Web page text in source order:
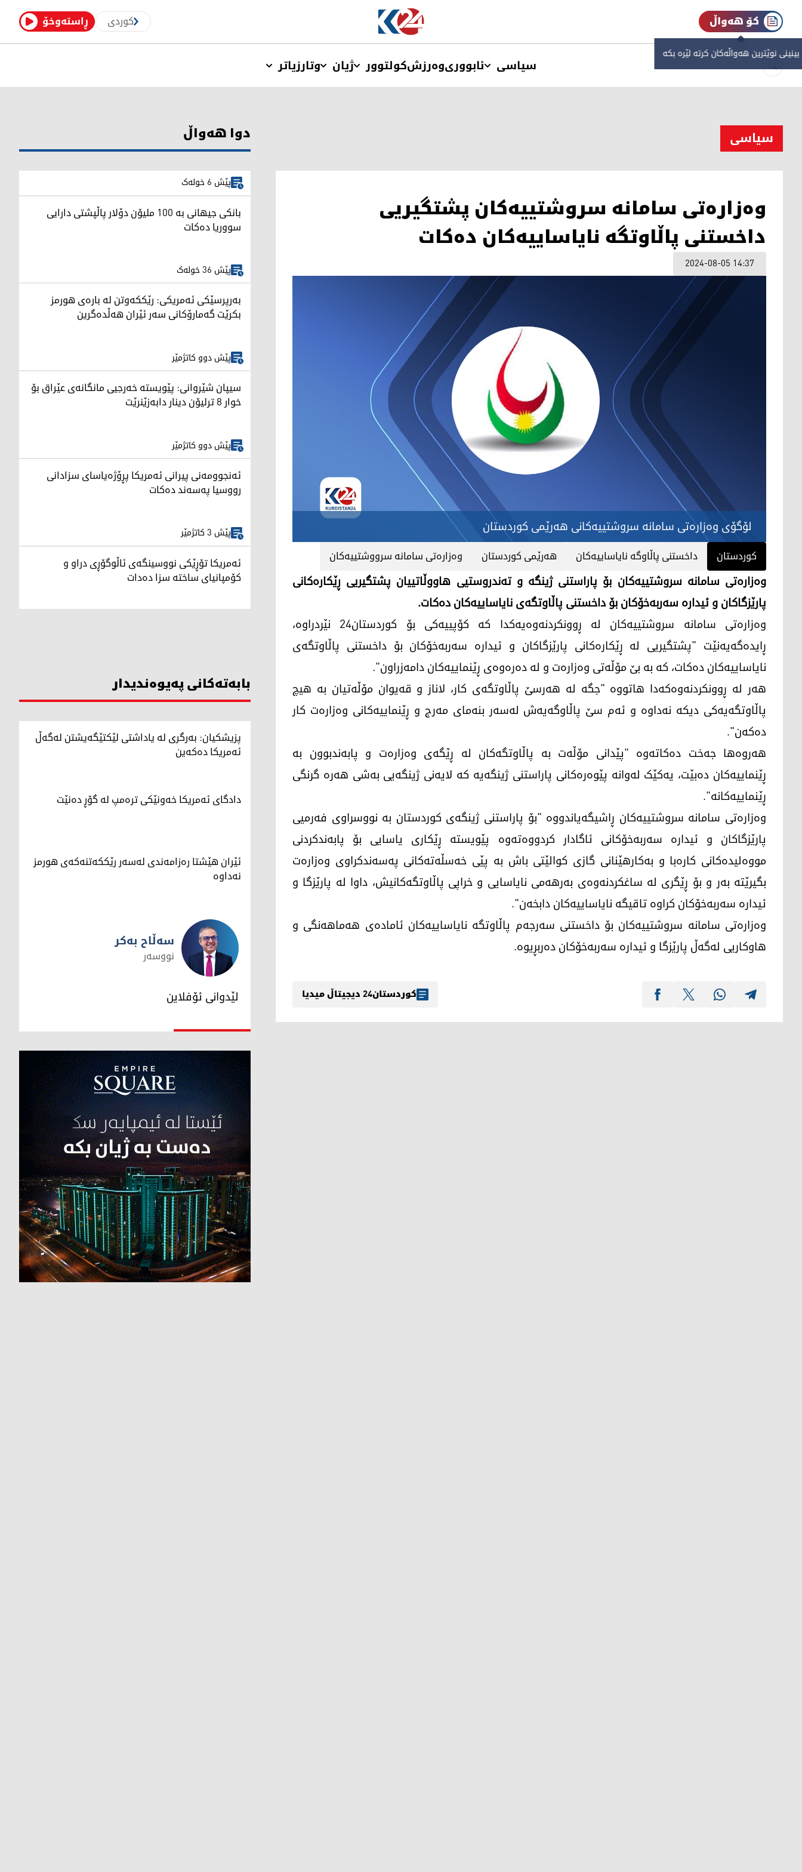
ڕاستەوخۆ کوردی کۆ هەواڵ
نوێترین هەواڵەکان کرتە لێرە بکە
سیاسی ئابووریوەرزشکولتوور ژیان وتارزیاتر
سیاسی
وەزارەتی سامانە سروشتییەكان پشتگیریی
داخستنی پاڵاوتگە نایاساییەکان دەکات
2024-08-05 14:37
لۆگۆی وەزارەتی سامانە سروشتییەکانی هەرێمی کوردستان
کوردستان داخستنی پاڵاوگە نایاساییەکان هەرێمی کوردستان وەزارەتی سامانە سرووشتییەکان
وەزارەتی سامانە سروشتییەكان بۆ پاراستنی ژینگە و تەندروستیی هاووڵاتییان پشتگیریی ڕێکارەکانی
پارێزگاكان و ئیدارە سەربەخۆكان بۆ داخستنی پاڵاوتگەی نایاساییەکان دەکات.
وەزارەتی سامانە سروشتییەكان لە ڕوونکردنەوەیەکدا کە کۆپییەکی بۆ کوردستان24 نێردراوە،
ڕایدەگەیەنێت "پشتگیریی لە ڕێکارەکانی پارێزگاكان و ئیدارە سەربەخۆكان بۆ داخستنی پاڵاوتگەی
نایاساییەکان دەکات، کە بە بێ مۆڵەتی وەزارەت و لە دەرەوەی ڕێنماییەکان دامەزراون".
هەر لە ڕوونکردنەوەکەدا هاتووە "جگە لە هەرسێ پاڵاوتگەی كار، لاناز و قەیوان مۆڵەتیان بە هیچ
پاڵاوتگەیەكی دیكە نەداوە و ئەم سێ پاڵاوگەیەش لەسەر بنەمای مەرج و ڕێنماییەكانی وەزارەت كار
دەكەن".
هەروەها جەخت دەکاتەوە "پێدانی مۆڵەت بە پاڵاوتگەکان لە ڕێگەی وەزارەت و پابەندبوون بە
ڕێنماییەکان دەبێت، یەکێک لەوانە پێوەرەکانی پاراستنی ژینگەیە کە لایەنی ژینگەیی بەشی هەرە گرنگی
ڕێنماییەكانە".
وەزارەتی سامانە سروشتییەکان ڕاشیگەیاندووە "بۆ پاراستنی ژینگەی کوردستان بە نووسراوی فەرمیی
پارێزگاكان و ئیدارە سەربەخۆكانی ئاگادار کردووەتەوە پێویستە ڕێکاری یاسایی بۆ پابەندکردنی
مووەلیدەكانی كارەبا و بەكارهێنانی گازی كوالێتی باش بە پێی خەسڵەتەكانی پەسەندكراوی وەزارەت
بگیرێتە بەر و بۆ ڕێگری لە ساغكردنەوەی بەرهەمی نایاسایی و خراپی پاڵاوتگەكانیش، داوا لە پارێزگا و
ئیدارە سەربەخۆكان کراوە تاقیگە نایاساییەکان دابخەن".
وەزارەتی سامانە سروشتییەكان بۆ داخستنی سەرجەم پاڵاوتگە نایاساییەکان ئامادەی هەماهەنگی و
هاوکاریی لەگەڵ پارێزگا و ئیدارە سەربەخۆکان دەربڕیوە.
کوردستان24 دیجیتاڵ میدیا
دوا هەواڵ
پێش 6 خولەک
بانکی جیهانی بە 100 ملیۆن دۆلار پاڵپشتی دارایی
سووریا دەکات
پێش 36 خولەک
بەرپرسێکی ئەمریکی: رێککەوتن لە بارەی هورمز
بکرێت گەمارۆکانی سەر ئێران هەڵدەگرین
پێش دوو کاتژمێر
سیپان شێروانی: پێویستە خەرجیی مانگانەی عێراق بۆ
خوار 8 ترلیۆن دینار دابەزێنرێت
پێش دوو کاتژمێر
ئەنجوومەنی پیرانی ئەمریکا پڕۆژەیاسای سزادانی
رووسیا په‌سه‌ند ده‌كات
پێش 3 کاتژمێر
ئەمریکا تۆڕێکی نووسینگەی ئاڵوگۆڕی دراو و
کۆمپانیای ساختە سزا دەدات
بابەتەکانی پەیوەندیدار
پزیشکیان: بەرگری لە یاداشتی لێکتێگەیشتن لەگەڵ
ئەمریکا دەکەین
دادگای ئەمریکا خەونێکی ترەمپ لە گۆڕ دەنێت
ئێران هێشتا رەزامەندی لەسەر رێککەتنەکەی هورمز
نەداوە
سەڵاح بەکر
سەڵاح بەکر
نووسەر
لێدوانی ئۆفلاین